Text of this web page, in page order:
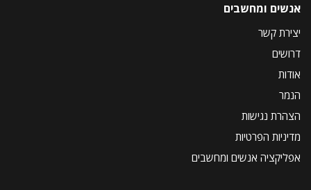
אנשים ומחשבים
יצירת קשר
דרושים
אודות
הנמר
הצהרת נגישות
מדיניות הפרטיות
אפליקציה אנשים ומחשבים